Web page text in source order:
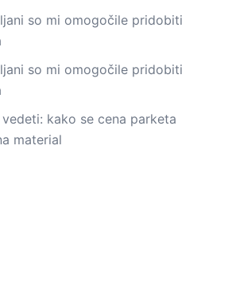
so mi omogočile pridobiti
so mi omogočile pridobiti
kako se cena parketa
material